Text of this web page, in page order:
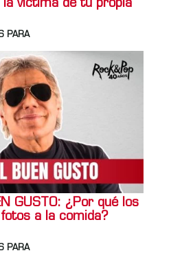
víctima de tu propia
PARA
GUSTO: ¿Por qué los
a la comida?
PARA